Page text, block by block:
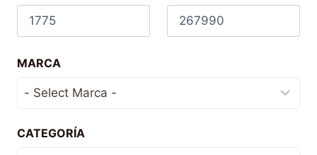
MARCA
CATEGORÍA